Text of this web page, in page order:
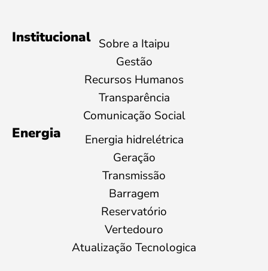
Institucional Sobre a Itaipu
Gestão
Recursos Humanos
Transparência
Comunicação Social
Energia
Energia hidrelétrica
Geração
Transmissão
Barragem
Reservatório
Vertedouro
Atualização Tecnologica